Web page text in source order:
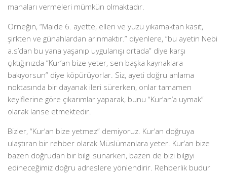
manaları vermeleri mümkün olmaktadır.
Örneğin, “Maide 6. ayette, elleri ve yüzü yıkamaktan kasıt,
şirkten ve günahlardan arınmaktır.” diyenlere, “bu ayetin Nebi
a.s’dan bu yana yaşanıp uygulanışı ortada” diye karşı
çıktığınızda “Kur’an bize yeter, sen başka kaynaklara
bakıyorsun” diye köpürüyorlar. Siz, ayeti doğru anlama
noktasında bir dayanak ileri sürerken, onlar tamamen
keyiflerine göre çıkarımlar yaparak, bunu “Kur’an’a uymak”
olarak lanse etmektedir.
Bizler, “Kur’an bize yetmez” demiyoruz. Kur’an doğruya
ulaştıran bir rehber olarak Müslümanlara yeter. Kur’an bize
bazen doğrudan bir bilgi sunarken, bazen de bizi bilgiyi
edineceğimiz doğru adreslere yönlendirir. Rehberlik budur